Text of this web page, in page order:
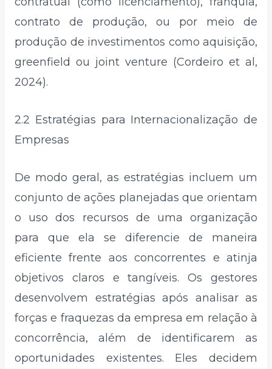
contrato de produção, ou por meio de
produção de investimentos como aquisição,
greenfield ou joint venture (Cordeiro et al,
2024).
2.2 Estratégias para Internacionalização de
Empresas
De modo geral, as estratégias incluem um
conjunto de ações planejadas que orientam
o uso dos recursos de uma organização
para que ela se diferencie de maneira
eficiente frente aos concorrentes e atinja
objetivos claros e tangíveis. Os gestores
desenvolvem estratégias após analisar as
forças e fraquezas da empresa em relação à
concorrência, além de identificarem as
oportunidades existentes. Eles decidem